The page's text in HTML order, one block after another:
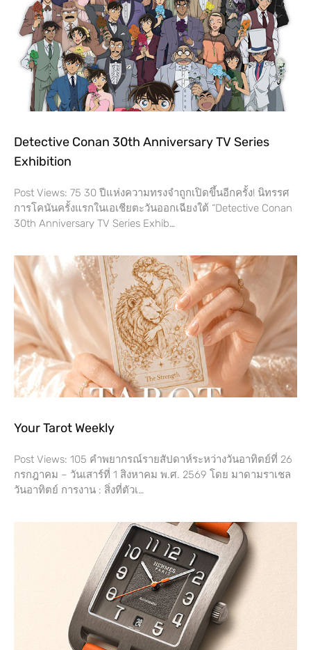
Detective Conan 30th Anniversary TV Series
Exhibition
Post Views: 75 30 ปีแห่งความทรงจำถูกเปิดขึ้นอีกครั้ง! นิทรรศ
การโคนันครั้งแรกในเอเชียตะวันออกเฉียงใต้ “Detective Conan
30th Anniversary TV Series Exhib…
Your Tarot Weekly
Post Views: 105 คำพยากรณ์รายสัปดาห์ระหว่างวันอาทิตย์ที่ 26
กรกฎาคม – วันเสาร์ที่​ 1 สิงหาคม พ.ศ. 2569 โดย​ มาดามราเชล
วันอาทิตย์ การงาน​ : สิ่งที่ตัวเ…